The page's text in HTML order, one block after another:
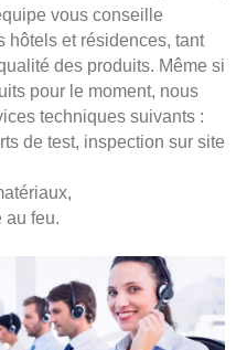
vous conseille
hôtels et résidences, tant
des produits. Même si
pour le moment, nous
techniques suivants :
test, inspection sur site
feu.